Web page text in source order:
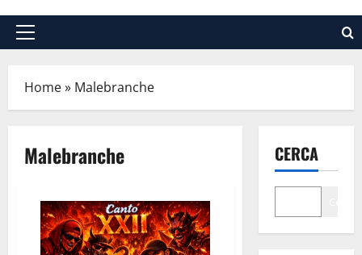
Menu
Home» Malebranche
Malebranche CERCA